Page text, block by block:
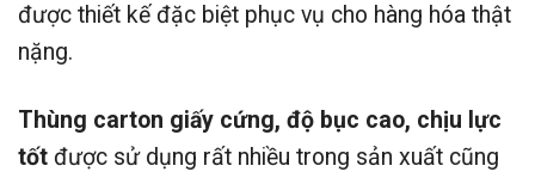
được thiết kế đặc biệt phục vụ cho hàng hóa thật
nặng.
Thùng carton giấy cứng, độ bục cao, chịu lực
tốt được sử dụng rất nhiều trong sản xuất cũng